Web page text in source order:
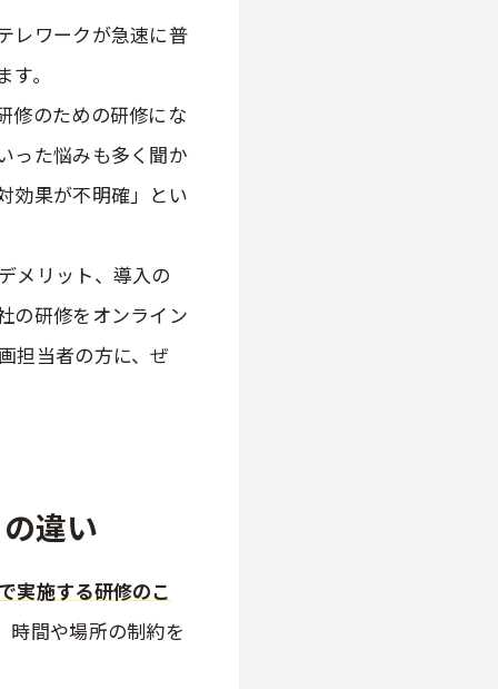
レワークが急速に普
。
修のための研修にな
った悩みも多く聞か
効果が不明確」とい
メリット、導入の
の研修をオンライン
担当者の方に、ぜ
違い
実施する研修のこ
時間や場所の制約を